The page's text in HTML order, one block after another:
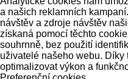
a našich reklamních
návštěv a zdroje návštěv
získaná pomocí těchto
souhrnně, bez použití
uživatelé našeho webu. Díky
optimalizovat výkon a